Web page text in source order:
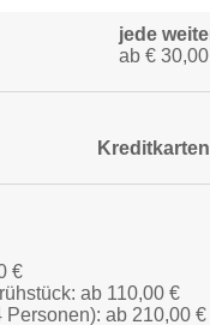
jede
ab € 30,00
€
ab 110,00 €
ab 210,00 €